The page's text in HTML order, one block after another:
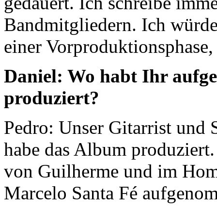
Bandmitgliedern. Ich
einer
Daniel: Wo habt Ihr
produziert?
Pedro: Unser Gitarrist und
habe das Album
von Guilherme und im
Marcelo Santa Fé